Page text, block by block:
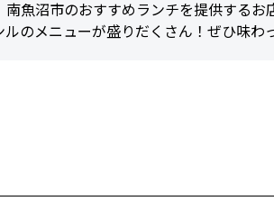
南魚沼市のおすすめランチを提供する
ルのメニューが盛りだくさん！ぜひ味わ